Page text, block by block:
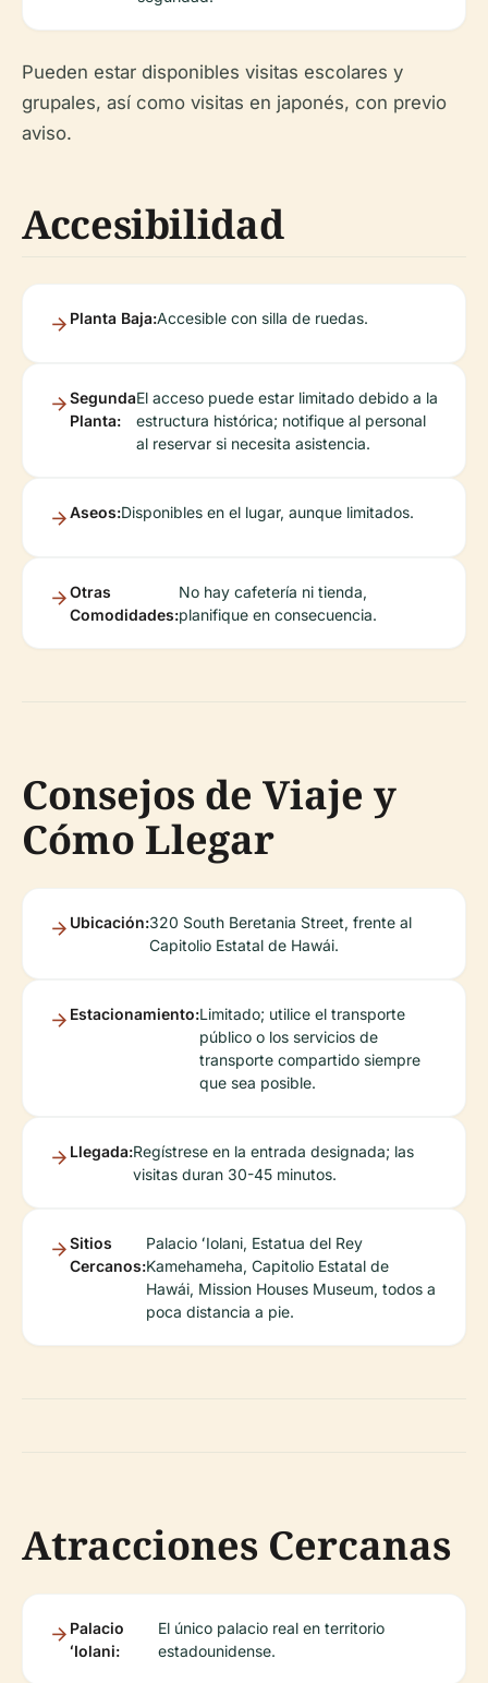
Pueden estar disponibles visitas escolares y
grupales, así como visitas en japonés, con previo
aviso.
Accesibilidad
Planta Baja:Accesible con silla de ruedas.
Segunda
Planta:
El acceso puede estar limitado debido a la
estructura histórica; notifique al personal
al reservar si necesita asistencia.
Aseos:Disponibles en el lugar, aunque limitados.
Otras
Comodidades:
No hay cafetería ni tienda,
planifique en consecuencia.
Consejos de Viaje y
Cómo Llegar
Ubicación:320 South Beretania Street, frente al
Capitolio Estatal de Hawái.
Estacionamiento:Limitado; utilice el transporte
público o los servicios de
transporte compartido siempre
que sea posible.
Llegada:Regístrese en la entrada designada; las
visitas duran 30-45 minutos.
Sitios
Cercanos:
Palacio ʻIolani, Estatua del Rey
Kamehameha, Capitolio Estatal de
Hawái, Mission Houses Museum, todos a
poca distancia a pie.
Atracciones Cercanas
Palacio
ʻIolani:
El único palacio real en territorio
estadounidense.